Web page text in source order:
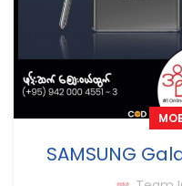
SAMSUNG